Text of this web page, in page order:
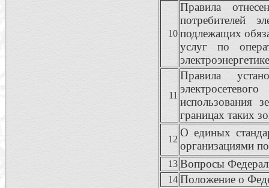
10
Правила
потребителей
подлежащих
услуг по
электроэнергетике
11
Правила
использования
границах таких
12
О единых
организациями
13 Вопросы
14 Положение о